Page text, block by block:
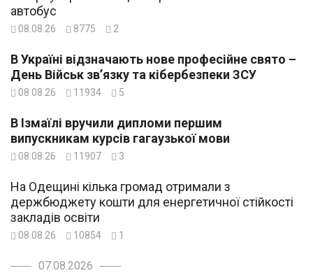
автобус
08.08.26 8775 2
В Україні відзначають нове професійне свято –
День Військ зв’язку та кібербезпеки ЗСУ
08.08.26 11934 5
В Ізмаїлі вручили дипломи першим
випускникам курсів гагаузької мови
08.08.26 11907 3
На Одещині кілька громад отримали з
держбюджету кошти для енергетичної стійкості
закладів освіти
08.08.26 10854 1
07.08.2026